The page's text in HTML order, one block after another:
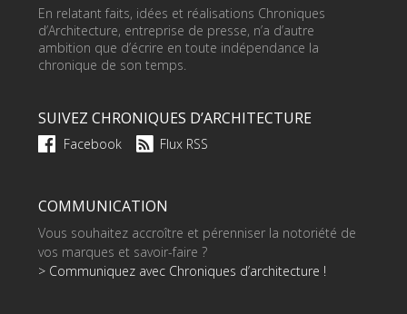
En relatant faits, idées et réalisations Chroniques
d’Architecture, entreprise de presse, n’a d’autre
ambition que d’écrire en toute indépendance la
chronique de son temps.
SUIVEZ CHRONIQUES D’ARCHITECTURE
Facebook Flux RSS
COMMUNICATION
Vous souhaitez accroître et pérenniser la notoriété de
vos marques et savoir-faire ?
> Communiquez avec Chroniques d’architecture !